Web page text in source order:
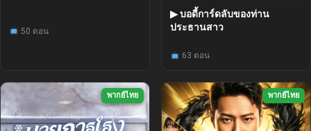
50 ตอน
▶ บอดี้การ์ดลับของท่าน
ประธานสาว
63 ตอน
พากย์ไทย พากย์ไทย